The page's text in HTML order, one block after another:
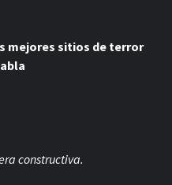
mejores sitios de terror
constructiva.